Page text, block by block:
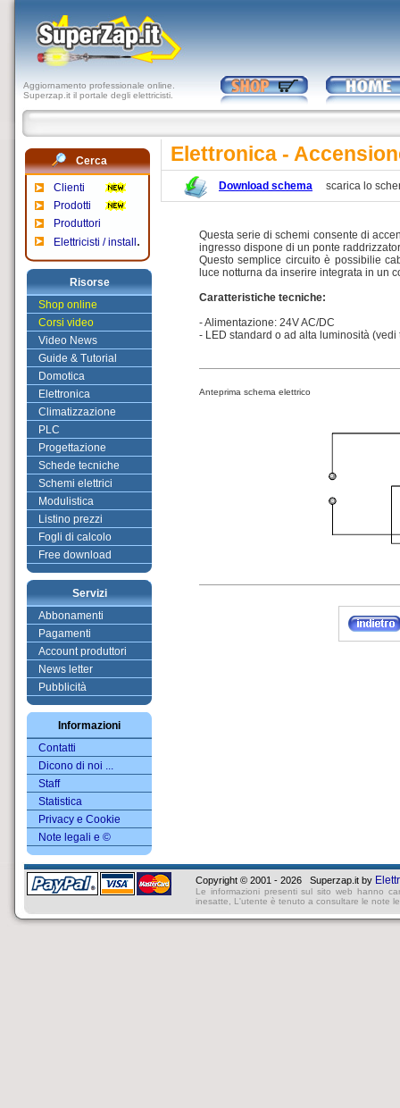
Aggiornamento professionale online.
Superzap.it il portale degli elettricisti.
Cerca
Clienti
Prodotti
Produttori
Elettricisti / install .
Risorse
Shop online
Corsi video
Video News
Guide & Tutorial
Domotica
Elettronica
Climatizzazione
PLC
Progettazione
Schede tecniche
Schemi elettrici
Modulistica
Listino prezzi
Fogli di calcolo
Free download
Servizi
Abbonamenti
Pagamenti
Account produttori
News letter
Pubblicità
Informazioni
Contatti
Dicono di noi ...
Staff
Statistica
Privacy e Cookie
Note legali e ©
Elettronica -
Download schema scarica lo
Questa serie di schemi consente di
ingresso dispone di un ponte
Questo semplice circuito è possibilie
luce notturna da inserire integrata in un
Caratteristiche tecniche:
- Alimentazione: 24V AC/DC
- LED standard o ad alta luminosità (vedi
Anteprima schema elettrico
Copyright © 2001 - 2026 Superzap.it by
Le informazioni presenti sul sito web hanno
inesatte, L'utente è tenuto a consultare le note